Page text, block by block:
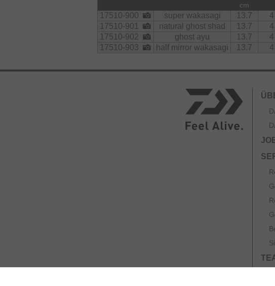
cm
17510-900 super wakasagi 13.7 4
17510-901
natural ghost shad 13.7 4
17510-902
ghost ayu 13.7 4
17510-903
half mirror wakasagi 13.7 4